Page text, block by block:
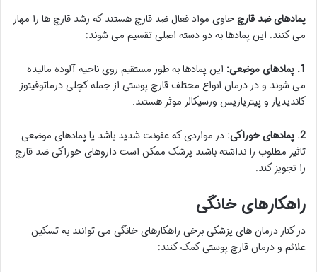
پمادهای ضد قارچحاوی مواد فعال ضد قارچ هستند که رشد قارچ ها را مهار
می کنند. این پمادها به دو دسته اصلی تقسیم می شوند:
1. پمادهای موضعی:
این پمادها به طور مستقیم روی ناحیه آلوده مالیده
می شوند و در درمان انواع مختلف قارچ پوستی از جمله کچلی درماتوفیتوز
کاندیدیاز و پیتریازیس ورسیکالر موثر هستند.
2. پمادهای خوراکی:
در مواردی که عفونت شدید باشد یا پمادهای موضعی
تاثیر مطلوب را نداشته باشند پزشک ممکن است داروهای خوراکی ضد قارچ
را تجویز کند.
راهکارهای خانگی
در کنار درمان های پزشکی برخی راهکارهای خانگی می توانند به تسکین
علائم و درمان قارچ پوستی کمک کنند: